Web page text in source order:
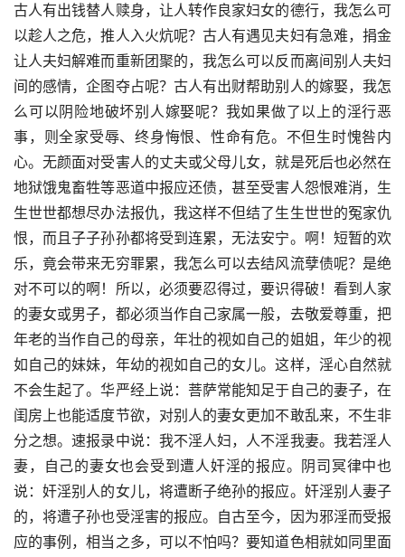
古人有出钱替人赎身，让人转作良家妇女的德行，我怎么可
以趁人之危，推人入火炕呢？古人有遇见夫妇有急难，捐金
让人夫妇解难而重新团聚的，我怎么可以反而离间别人夫妇
间的感情，企图夺占呢？古人有出财帮助别人的嫁娶，我怎
么可以阴险地破坏别人嫁娶呢？我如果做了以上的淫行恶
事，则全家受辱、终身悔恨、性命有危。不但生时愧咎内
心。无颜面对受害人的丈夫或父母儿女，就是死后也必然在
地狱饿鬼畜牲等恶道中报应还债，甚至受害人怨恨难消，生
生世世都想尽办法报仇，我这样不但结了生生世世的冤家仇
恨，而且子子孙孙都将受到连累，无法安宁。啊！短暂的欢
乐，竟会带来无穷罪累，我怎么可以去结风流孽债呢？是绝
对不可以的啊！所以，必须要忍得过，要识得破！看到人家
的妻女或男子，都必须当作自己家属一般，去敬爱尊重，把
年老的当作自己的母亲，年壮的视如自己的姐姐，年少的视
如自己的妹妹，年幼的视如自己的女儿。这样，淫心自然就
不会生起了。华严经上说：菩萨常能知足于自己的妻子，在
闺房上也能适度节欲，对别人的妻女更加不敢乱来，不生非
分之想。速报录中说：我不淫人妇，人不淫我妻。我若淫人
妻，自己的妻女也会受到遭人奸淫的报应。阴司冥律中也
说：奸淫别人的女儿，将遭断子绝孙的报应。奸淫别人妻子
的，将遭子孙也受淫害的报应。自古至今，因为邪淫而受报
应的事例，相当之多，可以不怕吗？要知道色相就如同里面